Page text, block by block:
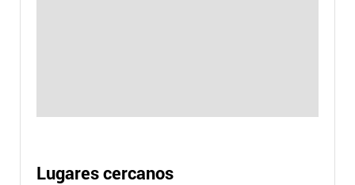
Lugares cercanos